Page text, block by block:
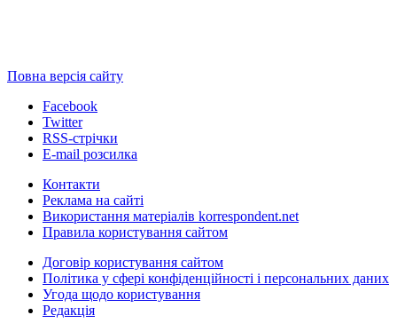
Повна версія сайту
Facebook
Twitter
RSS-стрічки
E-mail розсилка
Контакти
Реклама на сайті
Використання матеріалів korrespondent.net
Правила користування сайтом
Договір користування сайтом
Політика у сфері конфіденційності і персональних даних
Угода щодо користування
Редакція